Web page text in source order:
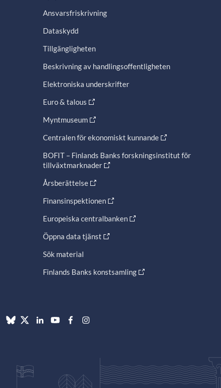
Ansvarsfriskrivning
Dataskydd
Tillgängligheten
Beskrivning av handlingsoffentligheten
Elektroniska underskrifter
Euro & talous
Myntmuseum
Centralen för ekonomiskt kunnande
BOFIT – Finlands Banks forskningsinstitut för
tillväxtmarknader
Årsberättelse
Finansinspektionen
Europeiska centralbanken
Öppna data tjänst
Sök material
Finlands Banks konstsamling